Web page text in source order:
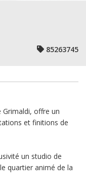
85263745
Grimaldi, offre un
et finitions de
un studio de
quartier animé de la